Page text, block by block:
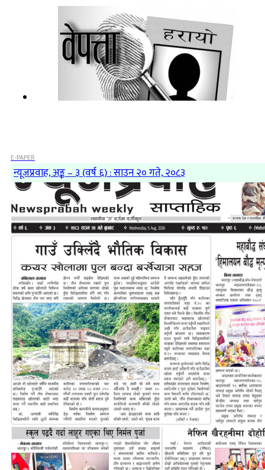
E-PAPER
न्यूजप्रवाह, अङ्क – ३ (वर्ष ६) : साउन २० गते, २०८३